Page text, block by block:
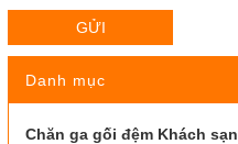
GỬI
Danh mục
Chăn ga gối đệm Khách sạn